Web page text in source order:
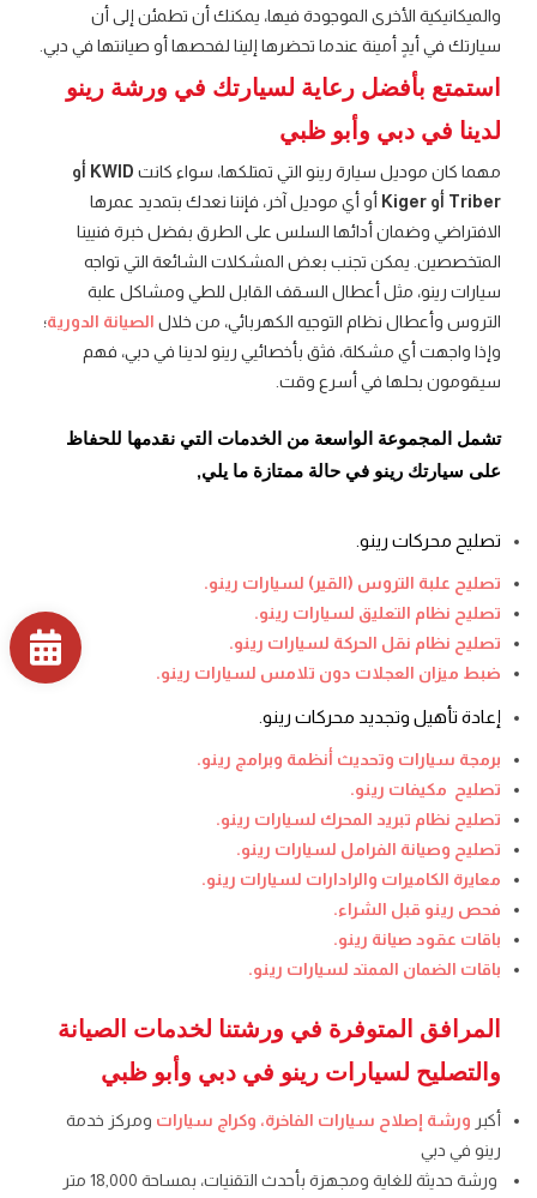
والميكانيكية الأخرى الموجودة فيها، يمكنك أن تطمئن إلى أن
سيارتك في أيدٍ أمينة عندما تحضرها إلينا لفحصها أو صيانتها في دبي.
استمتع بأفضل رعاية لسيارتك في ورشة رينو
لدينا في دبي وأبو ظبي
مهما كان موديل سيارة رينو التي تمتلكها، سواء كانت
KWID أو
Triber أو Kiger
أو أي موديل آخر، فإننا نعدك بتمديد عمرها
الافتراضي وضمان أدائها السلس على الطرق بفضل خبرة فنيينا
المتخصصين. يمكن تجنب بعض المشكلات الشائعة التي تواجه
سيارات رينو، مثل أعطال السقف القابل للطي ومشاكل علبة
التروس وأعطال نظام التوجيه الكهربائي، من خلال الصيانة الدورية؛
وإذا واجهت أي مشكلة، فثق بأخصائيي رينو لدينا في دبي، فهم
سيقومون بحلها في أسرع وقت.
تشمل المجموعة الواسعة من الخدمات التي نقدمها للحفاظ
على سيارتك رينو في حالة ممتازة ما يلي,
تصليح محركات رينو.
تصليح علبة التروس (القير) لسيارات رينو.
تصليح نظام التعليق لسيارات رينو.
تصليح نظام نقل الحركة لسيارات رينو.
ضبط ميزان العجلات دون تلامس لسيارات رينو.
إعادة تأهيل وتجديد محركات رينو.
برمجة سيارات وتحديث أنظمة وبرامج رينو.
تصليح مكيفات رينو.
تصليح نظام تبريد المحرك لسيارات رينو.
تصليح وصيانة الفرامل لسيارات رينو.
معايرة الكاميرات والرادارات لسيارات رينو.
فحص رينو قبل الشراء.
باقات عقود صيانة رينو.
باقات الضمان الممتد لسيارات رينو.
المرافق المتوفرة في ورشتنا لخدمات الصيانة
والتصليح لسيارات رينو في دبي وأبو ظبي
أكبر ورشة إصلاح سيارات الفاخرة، وكراج سيارات ومركز خدمة
رينو في دبي
ورشة حديثة للغاية ومجهزة بأحدث التقنيات، بمساحة 18,000 متر